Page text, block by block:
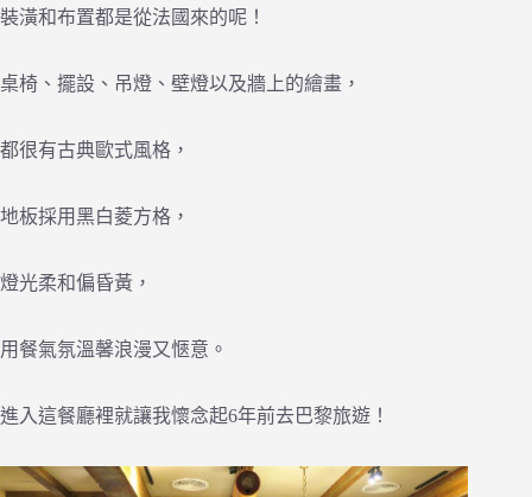
裝潢和布置都是從法國來的呢！
桌椅、擺設、吊燈、壁燈以及牆上的繪畫，
都很有古典歐式風格，
地板採用黑白菱方格，
燈光柔和偏昏黃，
用餐氣氛溫馨浪漫又愜意。
進入這餐廳裡就讓我懷念起6年前去巴黎旅遊！